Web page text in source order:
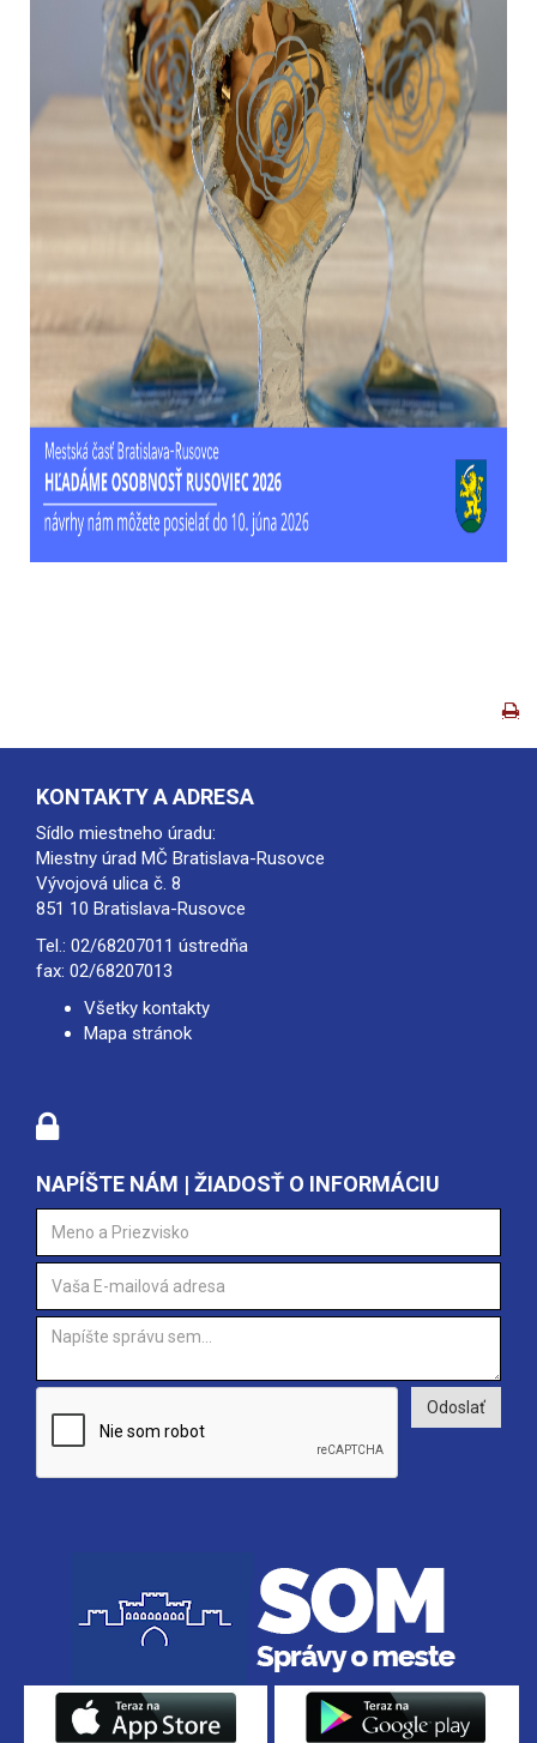
KONTAKTY A ADRESA
Sídlo miestneho úradu:
Miestny úrad MČ Bratislava-Rusovce
Vývojová ulica č. 8
851 10 Bratislava-Rusovce
Tel.: 02/68207011 ústredňa
fax: 02/68207013
Všetky kontakty
Mapa stránok
NAPÍŠTE NÁM | ŽIADOSŤ O INFORMÁCIU